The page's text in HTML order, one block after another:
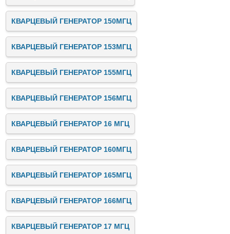
КВАРЦЕВЫЙ ГЕНЕРАТОР 150МГЦ
КВАРЦЕВЫЙ ГЕНЕРАТОР 153МГЦ
КВАРЦЕВЫЙ ГЕНЕРАТОР 155МГЦ
КВАРЦЕВЫЙ ГЕНЕРАТОР 156МГЦ
КВАРЦЕВЫЙ ГЕНЕРАТОР 16 МГЦ
КВАРЦЕВЫЙ ГЕНЕРАТОР 160МГЦ
КВАРЦЕВЫЙ ГЕНЕРАТОР 165МГЦ
КВАРЦЕВЫЙ ГЕНЕРАТОР 166МГЦ
КВАРЦЕВЫЙ ГЕНЕРАТОР 17 МГЦ